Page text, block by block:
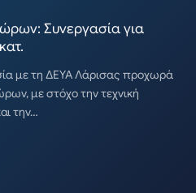
Συνεργασία για
με τη ΔΕΥΑ Λάρισας προχωρά
με στόχο την τεχνική
την…